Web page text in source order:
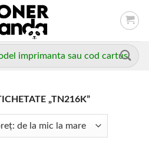
„TN216K”